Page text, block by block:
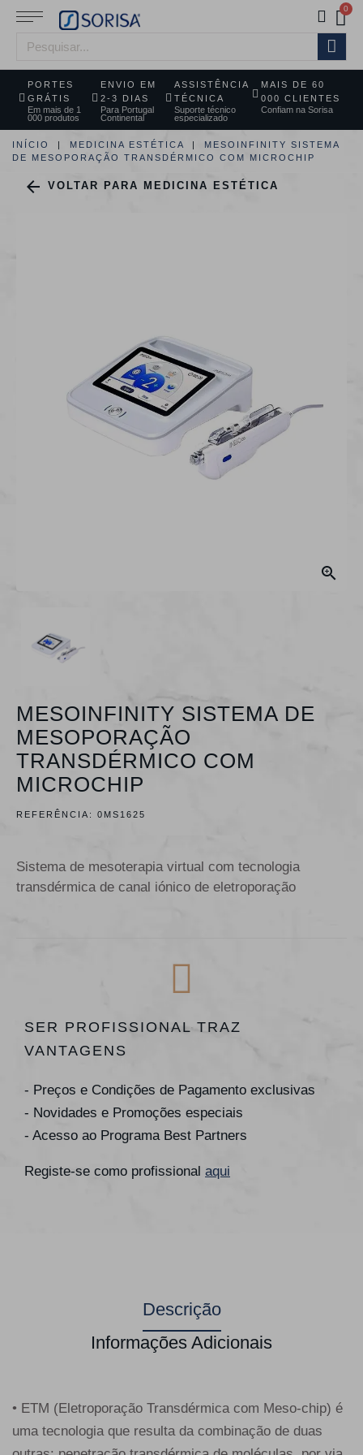
PORTES
GRÁTIS
Em mais de 1
000 produtos
ENVIO EM
2-3 DIAS
Para Portugal
Continental
ASSISTÊNCIA
TÉCNICA
Suporte técnico
especializado
MAIS DE 60
000 CLIENTES
Confiam na Sorisa
INÍCIO MEDICINA ESTÉTICA
MESOINFINITY SISTEMA
DE MESOPORAÇÃO TRANSDÉRMICO COM MICROCHIP
 VOLTAR PARA MEDICINA ESTÉTICA

MESOINFINITY SISTEMA DE
MESOPORAÇÃO
TRANSDÉRMICO COM
MICROCHIP
REFERÊNCIA: 0MS1625
Sistema de mesoterapia virtual com tecnologia
transdérmica de canal iónico de eletroporação
SER PROFISSIONAL TRAZ
VANTAGENS
- Preços e Condições de Pagamento exclusivas
- Novidades e Promoções especiais
- Acesso ao Programa Best Partners
Registe-se como profissional aqui
Descrição
Informações Adicionais
• ETM (Eletroporação Transdérmica com Meso-chip) é
uma tecnologia que resulta da combinação de duas